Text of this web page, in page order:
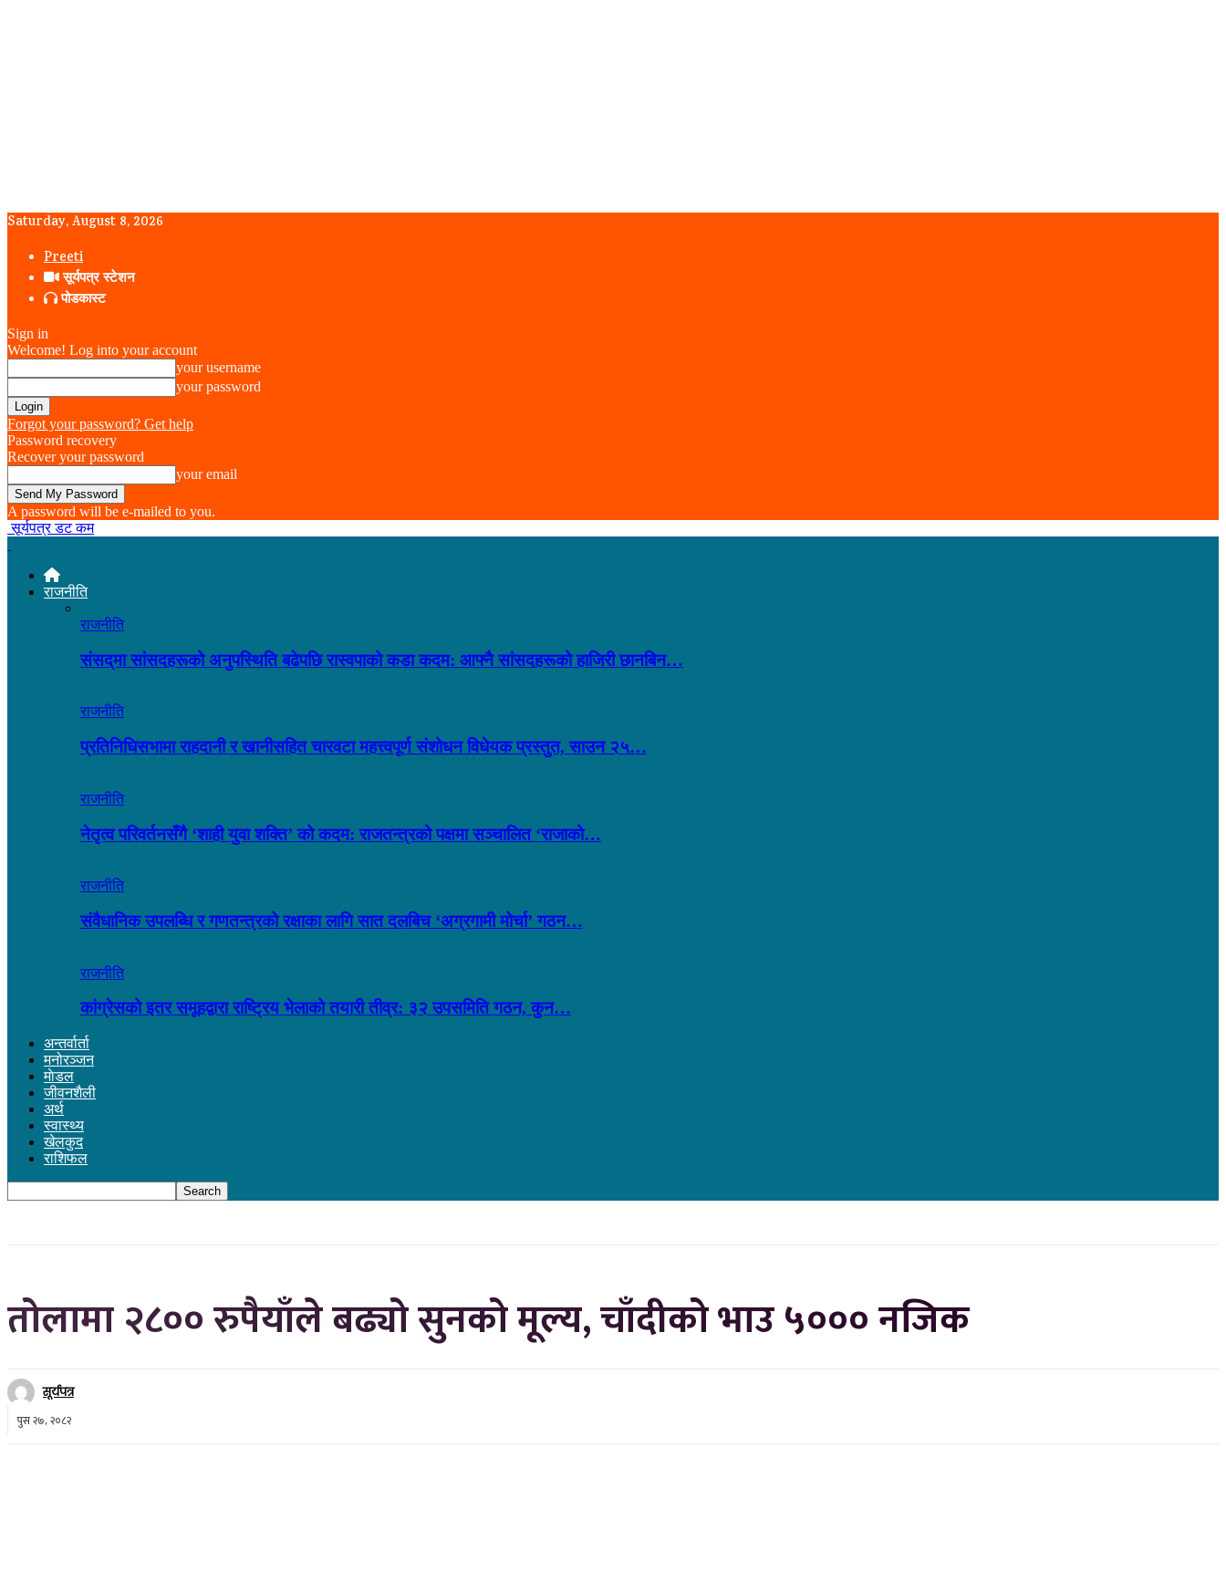
Saturday, August 8, 2026
Preeti
सूर्यपत्र स्टेशन
पोडकास्ट
Sign in
Welcome! Log into your account
your username
your password
Forgot your password? Get help
Password recovery
Recover your password
your email
A password will be e-mailed to you.
सूर्यपत्र डट कम
राजनीति
राजनीति
संसद्‌मा सांसदहरूको अनुपस्थिति बढेपछि रास्वपाको कडा कदम: आफ्नै सांसदहरूको हाजिरी छानबिन…
राजनीति
प्रतिनिधिसभामा राहदानी र खानीसहित चारवटा महत्त्वपूर्ण संशोधन विधेयक प्रस्तुत, साउन २५…
राजनीति
नेतृत्व परिवर्तनसँगै ‘शाही युवा शक्ति’ को कदम: राजतन्त्रको पक्षमा सञ्चालित ‘राजाको…
राजनीति
संवैधानिक उपलब्धि र गणतन्त्रको रक्षाका लागि सात दलबिच ‘अग्रगामी मोर्चा’ गठन…
राजनीति
कांग्रेसको इतर समूहद्वारा राष्ट्रिय भेलाको तयारी तीव्र: ३२ उपसमिति गठन, कुन…
अन्तर्वार्ता
मनोरञ्जन
माेडल
जीवनशैली
अर्थ
स्वास्थ्य
खेलकुद
राशिफल
तोलामा २८०० रुपैयाँले बढ्यो सुनको मूल्य, चाँदीको भाउ ५००० नजिक
सूर्यपत्र
पुस २७, २०८२